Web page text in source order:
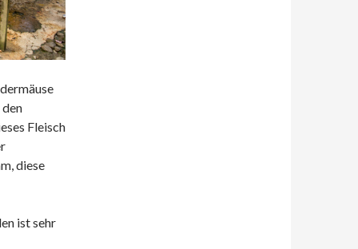
Fleisch
diese
ist sehr